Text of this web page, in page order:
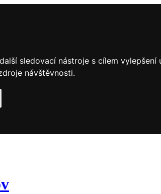
sledovací nástroje s cílem
návštěvnosti.